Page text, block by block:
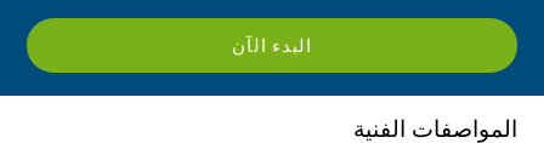
البدء الآن
المواصفات الفنية